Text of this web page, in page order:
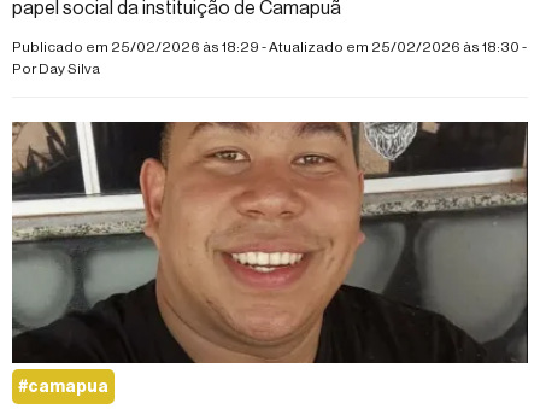
papel social da instituição de Camapuã
Publicado em 25/02/2026 às 18:29 - Atualizado em 25/02/2026 às 18:30 -
PorDay Silva
#camapua